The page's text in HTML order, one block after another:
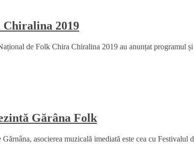
2019
de Folk Chira Chiralina 2019 au anunțat programul
Gărâna Folk
asocierea muzicală imediată este cea cu Festivalul